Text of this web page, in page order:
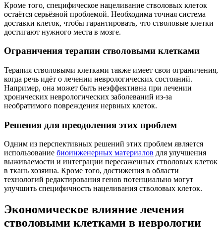
Кроме того, специфическое нацеливание стволовых клеток
остаётся серьёзной проблемой. Необходима точная система
доставки клеток, чтобы гарантировать, что стволовые клетки
достигают нужного места в мозге.
Ограничения терапии стволовыми клетками
Терапия стволовыми клетками также имеет свои ограничения,
когда речь идёт о лечении неврологических состояний.
Например, она может быть неэффективна при лечении
хронических неврологических заболеваний из-за
необратимого повреждения нервных клеток.
Решения для преодоления этих проблем
Одним из перспективных решений этих проблем является
использование биоинженерных материалов для улучшения
выживаемости и интеграции пересаженных стволовых клеток
в ткань хозяина. Кроме того, достижения в области
технологий редактирования генов потенциально могут
улучшить специфичность нацеливания стволовых клеток.
Экономическое влияние лечения
стволовыми клетками в неврологии